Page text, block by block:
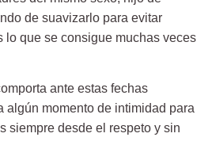
de suavizarlo para evitar
lo que se consigue muchas veces
ante estas fechas
algún momento de intimidad para
siempre desde el respeto y sin